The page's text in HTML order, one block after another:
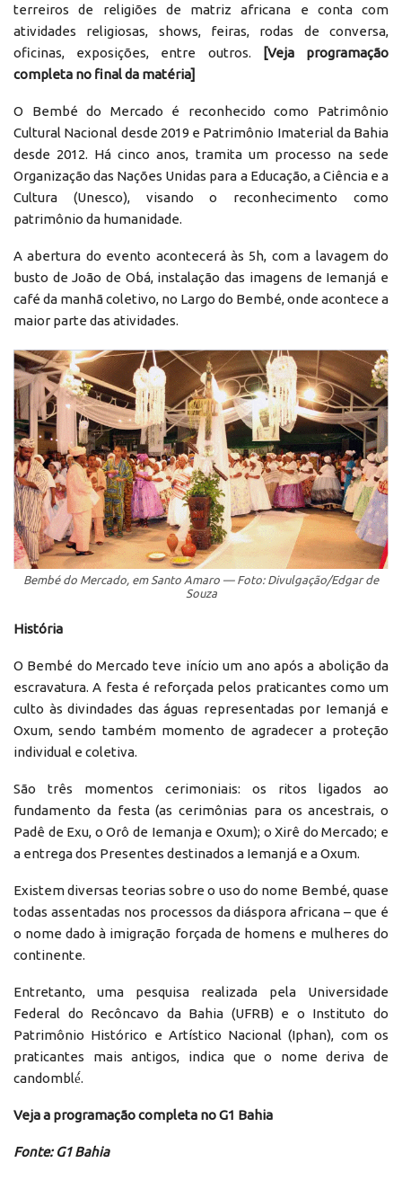
terreiros de religiões de matriz africana e conta com
atividades religiosas, shows, feiras, rodas de conversa,
oficinas, exposições, entre outros.
[Veja programação
completa no final da matéria]
O Bembé do Mercado é reconhecido como Patrimônio
Cultural Nacional desde 2019 e Patrimônio Imaterial da Bahia
desde 2012. Há cinco anos, tramita um processo na sede
Organização das Nações Unidas para a Educação, a Ciência e a
Cultura (Unesco), visando o reconhecimento como
patrimônio da humanidade.
A abertura do evento acontecerá às 5h, com a lavagem do
busto de João de Obá, instalação das imagens de Iemanjá e
café da manhã coletivo, no Largo do Bembé, onde acontece a
maior parte das atividades.
Bembé do Mercado, em Santo Amaro — Foto: Divulgação/Edgar de
Souza
História
O Bembé do Mercado teve início um ano após a abolição da
escravatura. A festa é reforçada pelos praticantes como um
culto às divindades das águas representadas por Iemanjá e
Oxum, sendo também momento de agradecer a proteção
individual e coletiva.
São três momentos cerimoniais: os ritos ligados ao
fundamento da festa (as cerimônias para os ancestrais, o
Padê de Exu, o Orô de Iemanja e Oxum); o Xirê do Mercado; e
a entrega dos Presentes destinados a Iemanjá e a Oxum.
Existem diversas teorias sobre o uso do nome Bembé, quase
todas assentadas nos processos da diáspora africana – que é
o nome dado à imigração forçada de homens e mulheres do
continente.
Entretanto, uma pesquisa realizada pela Universidade
Federal do Recôncavo da Bahia (UFRB) e o Instituto do
Patrimônio Histórico e Artístico Nacional (Iphan), com os
praticantes mais antigos, indica que o nome deriva de
candomblé́.
Veja a programação completa no G1 Bahia
Fonte: G1 Bahia